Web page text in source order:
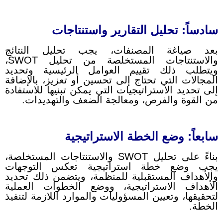
سادساً: تحليل التقارير واستنتاجات
بعد صياغة المصنفات، يجب تحليل النتائج
والاستنتاجات المستخلصة من تحليل SWOT،
ويتطلب ذلك تقييم العوامل الرئيسية وتحديد
المجالات التي تحتاج إلى تحسين أو تعزيز، بالإضافة
إلى تحديد الاستراتيجيات التي يمكن تبنيها للاستفادة
من القوة والفرص، ومعالجة الضعف والتهديدات.
سابعاً: وضع الخطة الاستراتيجية
بناءً على تحليل SWOT والاستنتاجات المستخلصة،
يجب وضع خطة استراتيجية تعكس التوجهات
والأهداف المستقبلية للمنظمة، ويتضمن ذلك تحديد
الأهداف الاستراتيجية، ووضع الخطوات العملية
لتحقيقها، وتعيين المسؤوليات والموارد اللازمة لتنفيذ
الخطة.